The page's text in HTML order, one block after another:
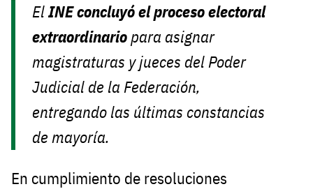
ElINE concluyó el proceso electoral
extraordinariopara asignar
magistraturas y jueces del Poder
Judicial de la Federación,
entregando las últimas constancias
de mayoría.
En cumplimiento de resoluciones